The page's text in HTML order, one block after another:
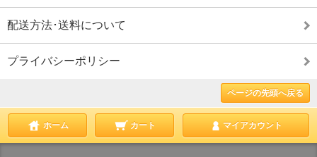
配送方法･送料について
プライバシーポリシー
ページの先頭へ戻る
ホーム カート マイアカウント